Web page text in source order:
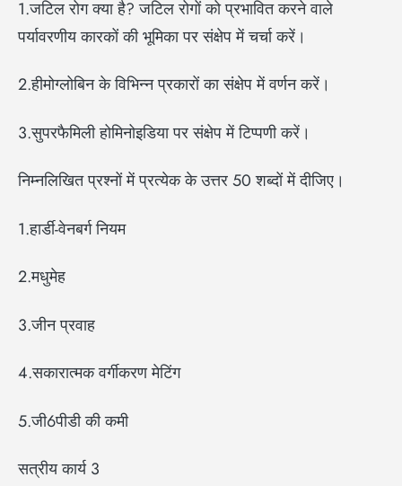
1.जटिल रोग क्या है? जटिल रोगों को प्रभावित करने वाले
पर्यावरणीय कारकों की भूमिका पर संक्षेप में चर्चा करें।
2.हीमोग्लोबिन के विभिन्न प्रकारों का संक्षेप में वर्णन करें।
3.सुपरफैमिली होमिनोइडिया पर संक्षेप में टिप्पणी करें।
निम्नलिखित प्रश्नों में प्रत्येक के उत्तर 50 शब्दों में दीजिए।
1.हार्डी-वेनबर्ग नियम
2.मधुमेह
3.जीन प्रवाह
4.सकारात्मक वर्गीकरण मेटिंग
5.जी6पीडी की कमी
सत्रीय कार्य 3